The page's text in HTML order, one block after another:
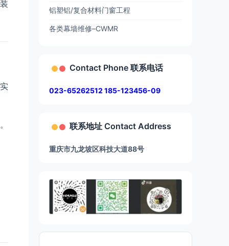
铝塑铝/复合材料门窗工程
各类幕墙维修–CWMR
Contact Phone 联系电话
023-65262512 185-123456-09
联系地址 Contact Address
重庆市九龙坡区科技大道88号